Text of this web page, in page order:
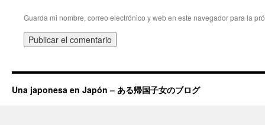
Guarda mi nombre, correo electrónico y web en este navegador para la
Una japonesa en Japón – ある帰国子女のブログ